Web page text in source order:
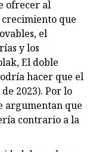
ofrecer al
que
el
y los
El doble
hacer que el
2023). Por lo
argumentan que
contrario a la